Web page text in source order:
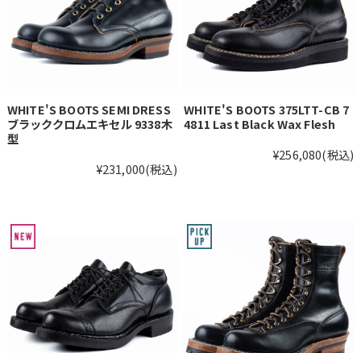
WHITE'S BOOTS SEMI DRESS
ブラッククロムエキセル 9338木
型
¥231,000(税込)
WHITE'S BOOTS 375LTT-CB 7
4811 Last Black Wax Flesh
¥256,080(税込)